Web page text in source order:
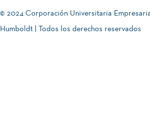
© 2024 Corporación Universitaria
Humboldt | Todos los derechos reservados